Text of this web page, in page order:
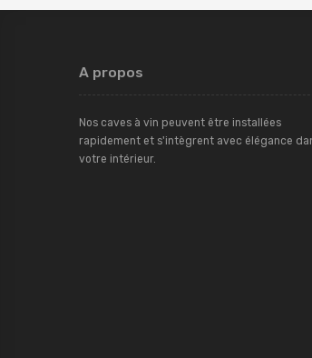
A propos
Nos caves à vin peuvent être installées
rapidement et s'intègrent avec élégance
votre intérieur.